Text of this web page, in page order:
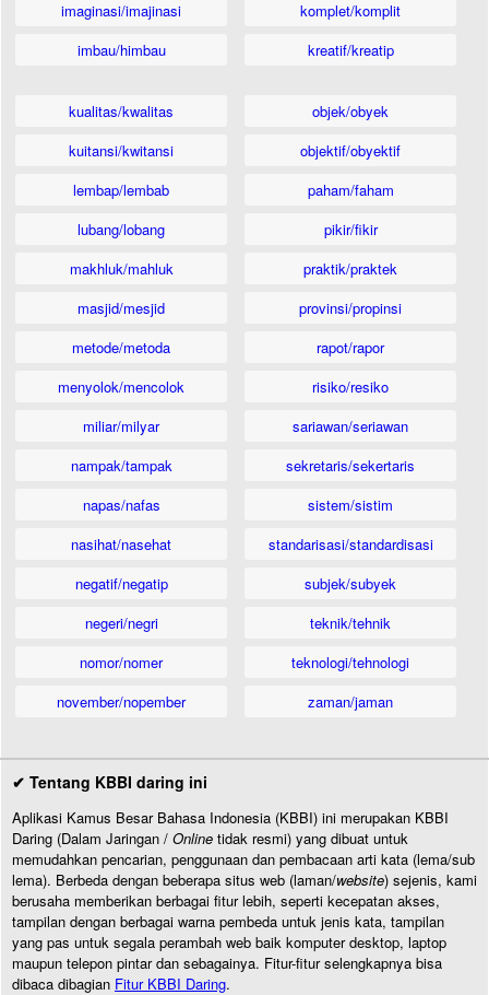
imaginasi/imajinasi
imbau/himbau
komplet/komplit
kreatif/kreatip
kualitas/kwalitas
kuitansi/kwitansi
lembap/lembab
lubang/lobang
makhluk/mahluk
masjid/mesjid
metode/metoda
menyolok/mencolok
miliar/milyar
nampak/tampak
napas/nafas
nasihat/nasehat
negatif/negatip
negeri/negri
nomor/nomer
november/nopember
objek/obyek
objektif/obyektif
paham/faham
pikir/fikir
praktik/praktek
provinsi/propinsi
rapot/rapor
risiko/resiko
sariawan/seriawan
sekretaris/sekertaris
sistem/sistim
standarisasi/standardisasi
subjek/subyek
teknik/tehnik
teknologi/tehnologi
zaman/jaman
✔ Tentang KBBI daring ini
Aplikasi Kamus Besar Bahasa Indonesia (KBBI) ini merupakan KBBI
Daring (Dalam Jaringan / Online tidak resmi) yang dibuat untuk
memudahkan pencarian, penggunaan dan pembacaan arti kata (lema/sub
lema). Berbeda dengan beberapa situs web (laman/website) sejenis, kami
berusaha memberikan berbagai fitur lebih, seperti kecepatan akses,
tampilan dengan berbagai warna pembeda untuk jenis kata, tampilan
yang pas untuk segala perambah web baik komputer desktop, laptop
maupun telepon pintar dan sebagainya. Fitur-fitur selengkapnya bisa
dibaca dibagian Fitur KBBI Daring.